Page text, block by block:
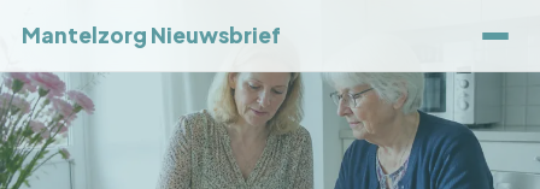
Mantelzorg Nieuwsbrief